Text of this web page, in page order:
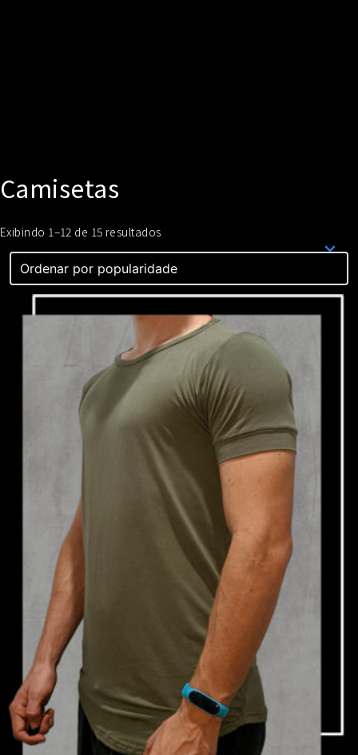
Camisetas
Exibindo 1–12 de 15 resultadosClassificado
por
popularidade